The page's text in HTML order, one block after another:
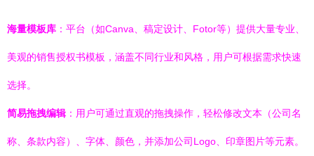
海量模板库 ：平台（如Canva、稿定设计、Fotor等）提供大量专业、
美观的销售授权书模板，涵盖不同行业和风格，用户可根据需求快速
选择。
简易拖拽编辑 ：用户可通过直观的拖拽操作，轻松修改文本（公司名
称、条款内容）、字体、颜色，并添加公司Logo、印章图片等元素。